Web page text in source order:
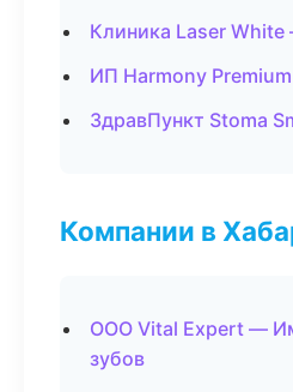
Клиника Laser White
ИП Harmony
ЗдравПункт Stoma
Компании в
ООО Vital Expert —
зубов